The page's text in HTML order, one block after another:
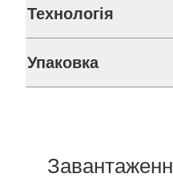
Технологія
Упаковка